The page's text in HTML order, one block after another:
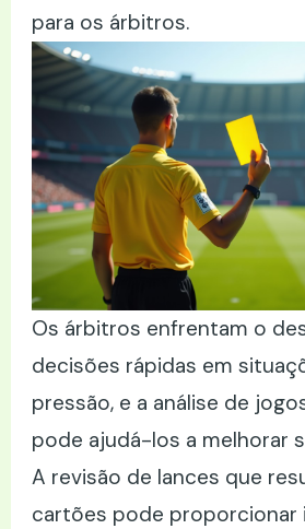
para os árbitros.
Os árbitros enfrentam o
decisões rápidas em
pressão, e a análise de
pode ajudá-los a melhorar
A revisão de lances que
cartões pode proporcionar